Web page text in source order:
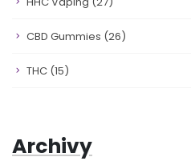
CBD Gummies (26)
THC (15)
Archivy